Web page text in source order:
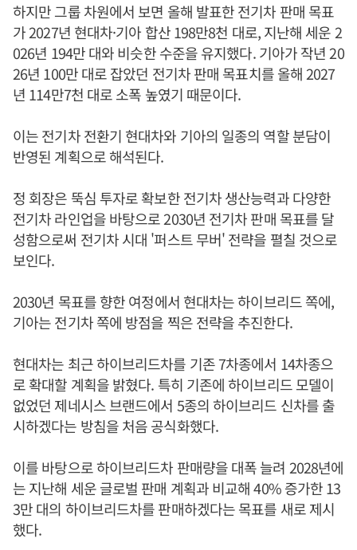
하지만 그룹 차원에서 보면 올해 발표한 전기차 판매 목표
가 2027년 현대차·기아 합산 198만8천 대로, 지난해 세운 2
026년 194만 대와 비슷한 수준을 유지했다. 기아가 작년 20
26년 100만 대로 잡았던 전기차 판매 목표치를 올해 2027
년 114만7천 대로 소폭 높였기 때문이다.
이는 전기차 전환기 현대차와 기아의 일종의 역할 분담이
반영된 계획으로 해석된다.
정 회장은 뚝심 투자로 확보한 전기차 생산능력과 다양한
전기차 라인업을 바탕으로 2030년 전기차 판매 목표를 달
성함으로써 전기차 시대 '퍼스트 무버' 전략을 펼칠 것으로
보인다.
2030년 목표를 향한 여정에서 현대차는 하이브리드 쪽에,
기아는 전기차 쪽에 방점을 찍은 전략을 추진한다.
현대차는 최근 하이브리드차를 기존 7차종에서 14차종으
로 확대할 계획을 밝혔다. 특히 기존에 하이브리드 모델이
없었던 제네시스 브랜드에서 5종의 하이브리드 신차를 출
시하겠다는 방침을 처음 공식화했다.
이를 바탕으로 하이브리드차 판매량을 대폭 늘려 2028년에
는 지난해 세운 글로벌 판매 계획과 비교해 40% 증가한 13
3만 대의 하이브리드차를 판매하겠다는 목표를 새로 제시
했다.